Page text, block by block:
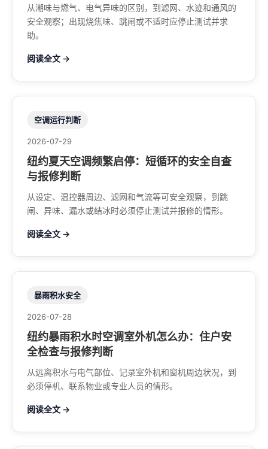
从潮味与燃气、电气异味的区别，到滤网、水迹和通风的
安全观察；出现烧焦味、跳闸或不适时应停止测试并求
助。
阅读全文 →
空调运行判断
2026-07-29
纽约夏天空调频繁启停：短循环的安全自查
与报修判断
从设定、温控器周边、滤网和气流等可安全观察，到跳
闸、异味、漏水或结冰时必须停止测试并报修的情形。
阅读全文 →
暴雨积水安全
2026-07-28
纽约暴雨积水时空调室外机怎么办：住户安
全检查与报修判断
从远离积水与电气部位、记录室外机和窗机周边状况，到
必须停机、联系物业或专业人员的情形。
阅读全文 →